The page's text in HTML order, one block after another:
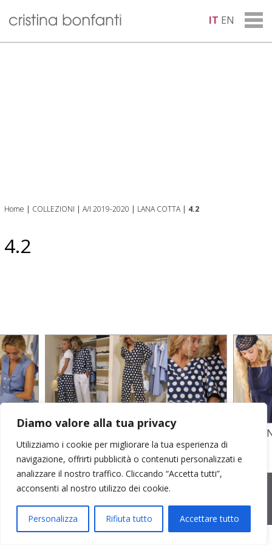
Diamo valore alla tua privacy
Utilizziamo i cookie per migliorare la tua esperienza di
navigazione, offrirti pubblicità o contenuti personalizzati e
analizzare il nostro traffico. Cliccando “Accetta tutti”,
acconsenti al nostro utilizzo dei cookie.
Personalizza Rifiuta tutto Accettare tutto
IT EN
Home | COLLEZIONI | A/I 2019-2020 | LANA COTTA | 4.2
4.2
STAMPA SU CREPE SETA E POPELINE
COTONE
| sede operativa: Via Emilia 8, 20881
Bernareggio MB | sede legale: via Duca degli Abruzzi 7/A, 20871
Vimercate MB | r.e.a.: MB-2559099 | C.F / P.IVA IT10810090968 |
PEC cristinabonfanti@open.legalmail.it|credits